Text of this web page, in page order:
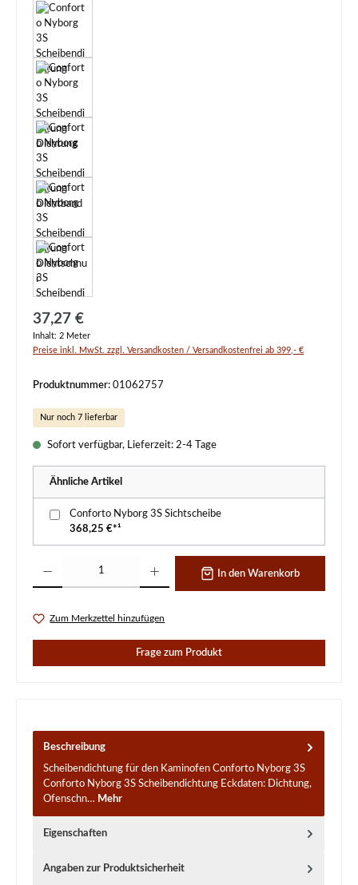
Regulärer Preis:
37,27 €
Inhalt: 2 Meter
Preise inkl. MwSt. zzgl. Versandkosten / Versandkostenfrei ab 399,- €
Produktnummer: 01062757
Nur noch 7 lieferbar
Sofort verfügbar, Lieferzeit: 2-4 Tage
Ähnliche Artikel
Conforto Nyborg 3S Sichtscheibe
368,25 €*¹
In den Warenkorb
Zum Merkzettel hinzufügen
Frage zum Produkt
Beschreibung
Scheibendichtung für den Kaminofen Conforto Nyborg 3S
Conforto Nyborg 3S Scheibendichtung Eckdaten: Dichtung,
Ofenschn… Mehr
Eigenschaften
Angaben zur Produktsicherheit